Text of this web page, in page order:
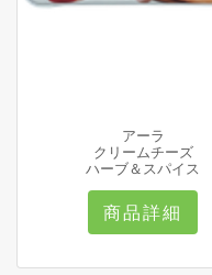
アーラ
クリームチーズ
ハーブ＆スパイス
商品詳細